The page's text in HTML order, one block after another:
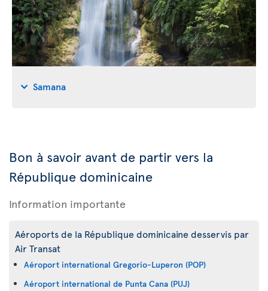
Samana
Bon à savoir avant de partir vers la
République dominicaine
Information importante
Aéroports de la République dominicaine desservis par
Air Transat
Aéroport international Gregorio-Luperon (POP)
Aéroport international de Punta Cana (PUJ)